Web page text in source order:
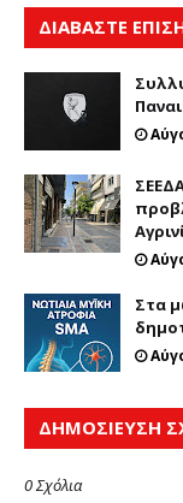
ΔΙΑΒΑΣΤΕ
Στα
ΔΗΜΟΣΊΕΥΣΗ
0 Σχόλια